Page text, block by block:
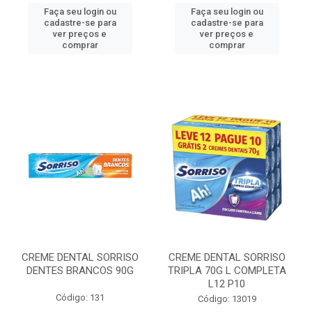
Faça seu login ou
cadastre-se para
ver preços e
comprar
Faça seu login ou
cadastre-se para
ver preços e
comprar
CREME DENTAL SORRISO
DENTES BRANCOS 90G
Código: 131
CREME DENTAL SORRISO
TRIPLA 70G L COMPLETA
L12 P10
Código: 13019